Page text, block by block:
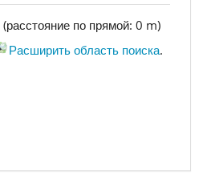
(расстояние по прямой: 0 m)
Расширить область поиска.